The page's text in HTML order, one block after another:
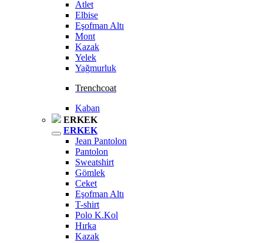
Atlet
Elbise
Eşofman Altı
Mont
Kazak
Yelek
Yağmurluk
Trenchcoat
Kaban
ERKEK
ERKEK
Jean Pantolon
Pantolon
Sweatshirt
Gömlek
Ceket
Eşofman Altı
T-shirt
Polo K.Kol
Hırka
Kazak